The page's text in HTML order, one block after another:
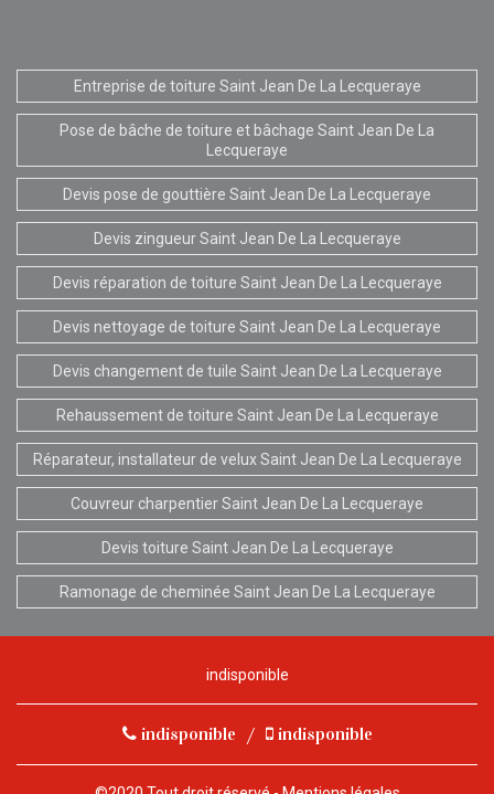
Entreprise de toiture Saint Jean De La Lecqueraye
Pose de bâche de toiture et bâchage Saint Jean De La
Lecqueraye
Devis pose de gouttière Saint Jean De La Lecqueraye
Devis zingueur Saint Jean De La Lecqueraye
Devis réparation de toiture Saint Jean De La Lecqueraye
Devis nettoyage de toiture Saint Jean De La Lecqueraye
Devis changement de tuile Saint Jean De La Lecqueraye
Rehaussement de toiture Saint Jean De La Lecqueraye
Réparateur, installateur de velux Saint Jean De La Lecqueraye
Couvreur charpentier Saint Jean De La Lecqueraye
Devis toiture Saint Jean De La Lecqueraye
Ramonage de cheminée Saint Jean De La Lecqueraye
indisponible
indisponible / indisponible